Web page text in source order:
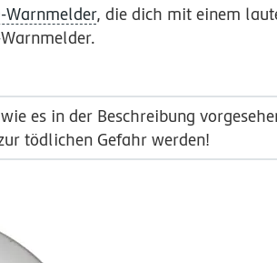
Warnmelder, die dich mit einem
es in der Beschreibung
tödlichen Gefahr werden!